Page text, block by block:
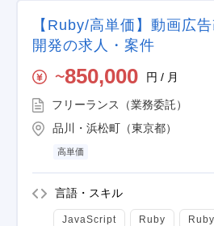
【Ruby/高単価】動画広
開発の求人・案件
〜850,000 円 / 月
フリーランス（業務委託）
品川・浜松町（東京都）
高単価
言語・スキル
JavaScript Ruby